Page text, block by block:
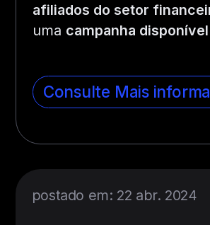
afiliados do setor
uma campanha
Consulte Mais
postado em: 22 abr. 2024